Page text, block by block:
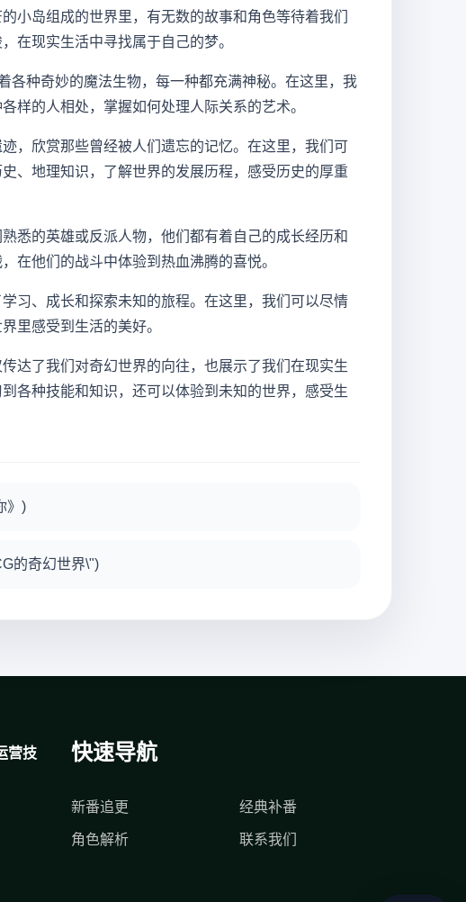
小岛组成的世界里，有无数的故事和角色等待着我们
在现实生活中寻找属于自己的梦。
各种奇妙的魔法生物，每一种都充满神秘。在这里，我
样的人相处，掌握如何处理人际关系的艺术。
，欣赏那些曾经被人们遗忘的记忆。在这里，我们可
、地理知识，了解世界的发展历程，感受历史的厚重
悉的英雄或反派人物，他们都有着自己的成长经历和
在他们的战斗中体验到热血沸腾的喜悦。
习、成长和探索未知的旅程。在这里，我们可以尽情
里感受到生活的美好。
达了我们对奇幻世界的向往，也展示了我们在现实生
各种技能和知识，还可以体验到未知的世界，感受生
》)
的奇幻世界\")
营技
快速导航
新番追更 经典补番
角色解析 联系我们